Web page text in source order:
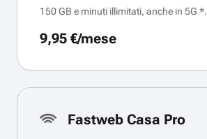
150 GB e minuti illimitati, anche in 5G *.
9,95 €/mese
Fastweb Casa Pro